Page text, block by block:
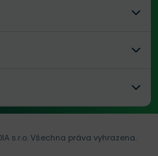
s.r.o.Všechna práva vyhrazena.